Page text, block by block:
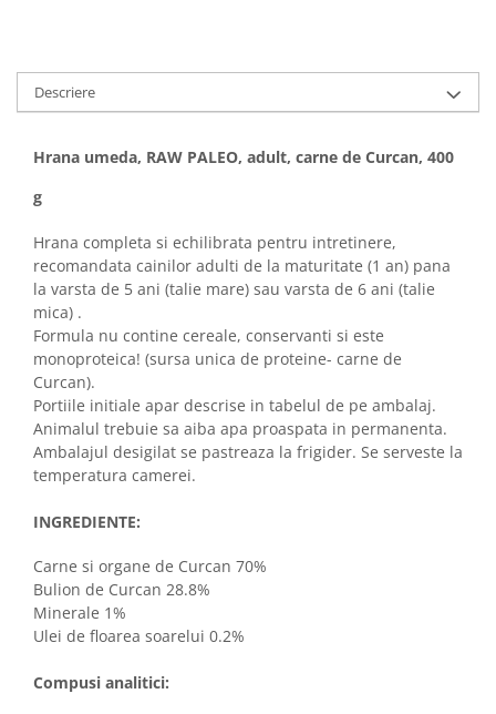
Curatare Ochi
Igiena Catel
Igiena Interior
Solutii Atractante si repelente
Lese, Hamuri si Zgarzi
Paturi, perne si cosuri pentru pisici
Descriere
Hrana umeda, RAW PALEO, adult, carne de Curcan, 400
g
Hrana completa si echilibrata pentru intretinere,
recomandata cainilor adulti de la maturitate (1 an) pana
la varsta de 5 ani (talie mare) sau varsta de 6 ani (talie
mica) .
Formula nu contine cereale, conservanti si este
monoproteica! (sursa unica de proteine- carne de
Curcan).
Portiile initiale apar descrise in tabelul de pe ambalaj.
Animalul trebuie sa aiba apa proaspata in permanenta.
Ambalajul desigilat se pastreaza la frigider. Se serveste la
temperatura camerei.
INGREDIENTE:
Carne si organe de Curcan 70%
Bulion de Curcan 28.8%
Minerale 1%
Ulei de floarea soarelui 0.2%
Compusi analitici: